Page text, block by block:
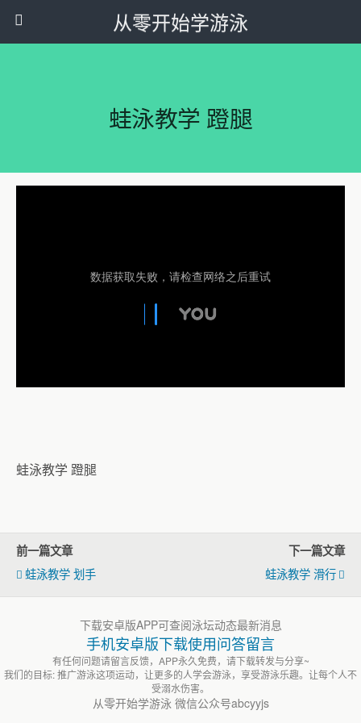
从零开始学游泳
蛙泳教学 蹬腿
蛙泳教学 蹬腿
前一篇文章
蛙泳教学 划手
下一篇文章
蛙泳教学 滑行
下载安卓版APP可查阅泳坛动态最新消息
手机安卓版下载使用问答留言
有任何问题请留言反馈，APP永久免费，请下载转发与分享~
我们的目标: 推广游泳这项运动，让更多的人学会游泳，享受游泳乐趣。让每个人不
受溺水伤害。
从零开始学游泳 微信公众号abcyyjs